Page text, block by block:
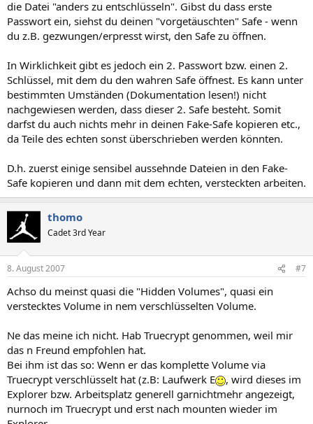
die Datei "anders zu entschlüsseln". Gibst du dass erste
Passwort ein, siehst du deinen "vorgetäuschten" Safe - wenn
du z.B. gezwungen/erpresst wirst, den Safe zu öffnen.
In Wirklichkeit gibt es jedoch ein 2. Passwort bzw. einen 2.
Schlüssel, mit dem du den wahren Safe öffnest. Es kann unter
bestimmten Umständen (Dokumentation lesen!) nicht
nachgewiesen werden, dass dieser 2. Safe besteht. Somit
darfst du auch nichts mehr in deinen Fake-Safe kopieren etc.,
da Teile des echten sonst überschrieben werden könnten.
D.h. zuerst einige sensibel aussehnde Dateien in den Fake-
Safe kopieren und dann mit dem echten, versteckten arbeiten.
thomo
Cadet 3rd Year
8. August 2007 #7
Achso du meinst quasi die "Hidden Volumes", quasi ein
verstecktes Volume in nem verschlüsselten Volume.
Ne das meine ich nicht. Hab Truecrypt genommen, weil mir
das n Freund empfohlen hat.
Bei ihm ist das so: Wenn er das komplette Volume via
Truecrypt verschlüsselt hat (z.B: Laufwerk E
, wird dieses im
Explorer bzw. Arbeitsplatz generell garnichtmehr angezeigt,
nurnoch im Truecrypt und erst nach mounten wieder im